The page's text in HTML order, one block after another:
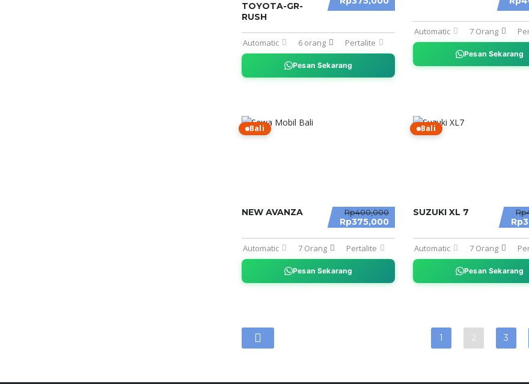
TOYOTA-GR-
RUSH
Automatic 6 orang Pertalite
Pesan Sekarang
Automatic 7 Orang
Pesan Sekarang
Rp400,000
Rp375,000
NEW AVANZA
Automatic 7 Orang Pertalite
Pesan Sekarang
Bali
SUZUKI XL 7
Automatic 7 Orang
Pesan Sekarang
Bali
1 2 3